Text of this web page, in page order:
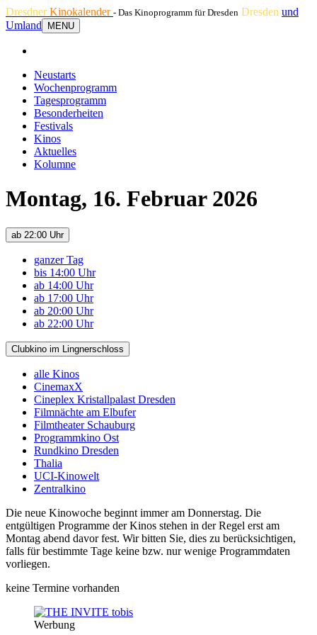
DresdnerKinokalender - Das Kinoprogramm für Dresden Dresden und
Umland
MENU
Neustarts
Wochenprogramm
Tagesprogramm
Besonderheiten
Festivals
Kinos
Aktuelles
Kolumne
Montag, 16. Februar 2026
ab 22:00 Uhr
ganzer Tag
bis 14:00 Uhr
ab 14:00 Uhr
ab 17:00 Uhr
ab 20:00 Uhr
ab 22:00 Uhr
Clubkino im Lingnerschloss
alle Kinos
CinemaxX
Cineplex Kristallpalast Dresden
Filmnächte am Elbufer
Filmtheater Schauburg
Programmkino Ost
Rundkino Dresden
Thalia
UCI-Kinowelt
Zentralkino
Die neue Kinowoche beginnt immer am Donnerstag. Die
entgültigen Programme der Kinos stehen in der Regel erst am
Montag abend davor fest. Wir bitten Sie, dies zu berücksichtigen,
falls für bestimmte Tage keine bzw. nur wenige Programmdaten
vorliegen.
keine Termine vorhanden
Werbung